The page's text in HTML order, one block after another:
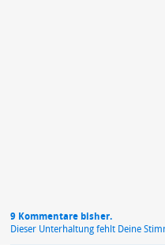
9 Kommentare bisher.
Dieser Unterhaltung fehlt Deine